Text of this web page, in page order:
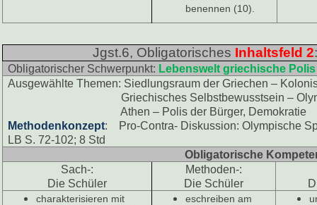
benennen (10).
Jgst.6, Obligatorisches Inhaltsfeld 2
Obligatorischer Schwerpunkt: Lebenswelt griechische Polis
Ausgewählte Themen: Siedlungsraum der Griechen –
Griechisches Selbstbewusstsein –
Athen – Polis der Bürger, Demokratie
Methodenkonzept: Pro-Contra- Diskussion: Olympische
LB S. 72-102; 8 Std
Obligatorische
Sach-:
Die Schüler
Methoden-:
Die Schüler
charakterisieren mit
eschreiben am